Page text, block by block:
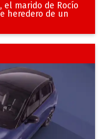
el marido de Rocío
heredero de un